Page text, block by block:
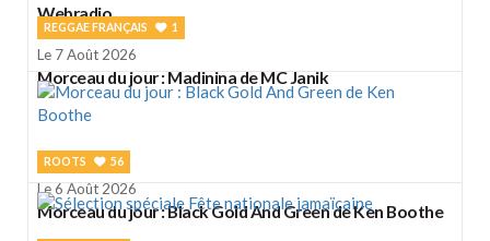
Webradio
REGGAE FRANÇAIS 1
Le 7 Août 2026
Morceau du jour : Madinina de MC Janik
ROOTS 56
Le 6 Août 2026
Morceau du jour : Black Gold And Green de Ken Boothe